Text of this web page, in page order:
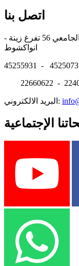
اتصل بنا
المقر: شارع نيلسون مانيدلا - الحي الجامعي 56 تفرغ زينة -
22660622 -
البريد الالكتروني:
الإجتماعية